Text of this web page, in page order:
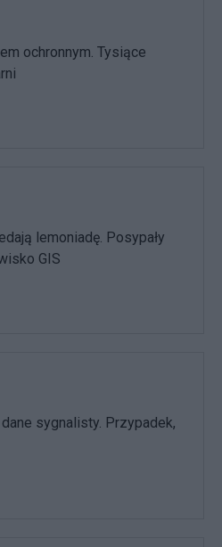
ochronnym. Tysiące
lemoniadę. Posypały
GIS
sygnalisty. Przypadek,